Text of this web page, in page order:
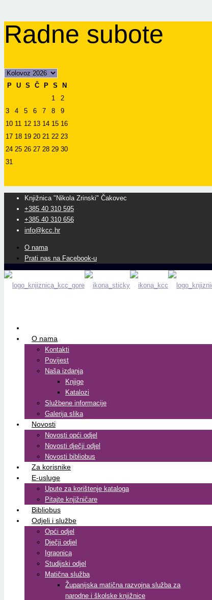
Radne subote
P U S Č P S
N
1
2
3
4 5 6 7 8
9
10 11 12 13 14 15 16
17 18 19 20 21 22 23
24 25 26 27 28 29 30
31
Knjižnica "Nikola Zrinski" Čakovec
+385 40 310 595
+385 40 310 656
info@kcc.hr
O nama
Prati nas na Facebook-u
O nama
Kontakti
Povijest
Naša izdanja
Knjige
Katalozi
Službene informacije
Galerija slika
Novosti
Novosti opći odjel
Novosti dječji odjel
Novosti bibliobus
Za korisnike
E-usluge
Upute za korištenje kataloga
Pitajte knjižničare
Bibliobus
Odjeli i službe
Opći odjel
Dječji odjel
Igraonica
Studijski odjel
Matična služba
Županijska matična razvojna služba za
narodne i školske knjižnice